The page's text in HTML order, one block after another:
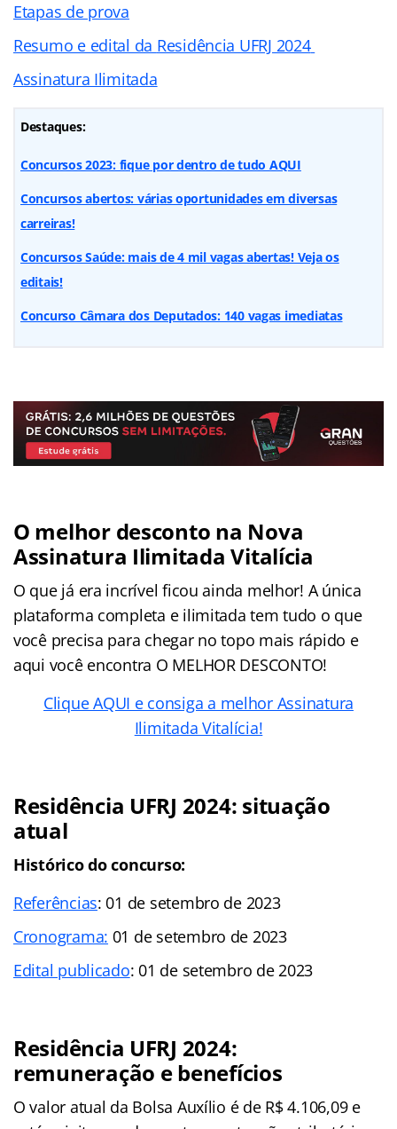
Etapas de prova
Resumo e edital da Residência UFRJ 2024
Assinatura Ilimitada
Destaques:
Concursos 2023: fique por dentro de tudo AQUI
Concursos abertos: várias oportunidades em diversas
carreiras!
Concursos Saúde: mais de 4 mil vagas abertas! Veja os
editais!
Concurso Câmara dos Deputados: 140 vagas imediatas
O melhor desconto na Nova
Assinatura Ilimitada Vitalícia
O que já era incrível ficou ainda melhor! A única
plataforma completa e ilimitada tem tudo o que
você precisa para chegar no topo mais rápido e
aqui você encontra O MELHOR DESCONTO!
Clique AQUI e consiga a melhor Assinatura
Ilimitada Vitalícia!
Residência UFRJ 2024: situação
atual
Histórico do concurso:
Referências: 01 de setembro de 2023
Cronograma: 01 de setembro de 2023
Edital publicado: 01 de setembro de 2023
Residência UFRJ 2024:
remuneração e benefícios
O valor atual da Bolsa Auxílio é de R$ 4.106,09 e